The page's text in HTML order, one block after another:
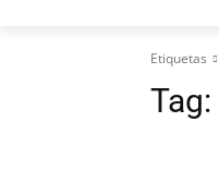
Etiquetas
Tag: